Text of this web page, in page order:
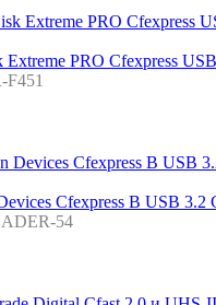
Extreme PRO Cfexpress
F451
Cfexpress B USB 3.2
54